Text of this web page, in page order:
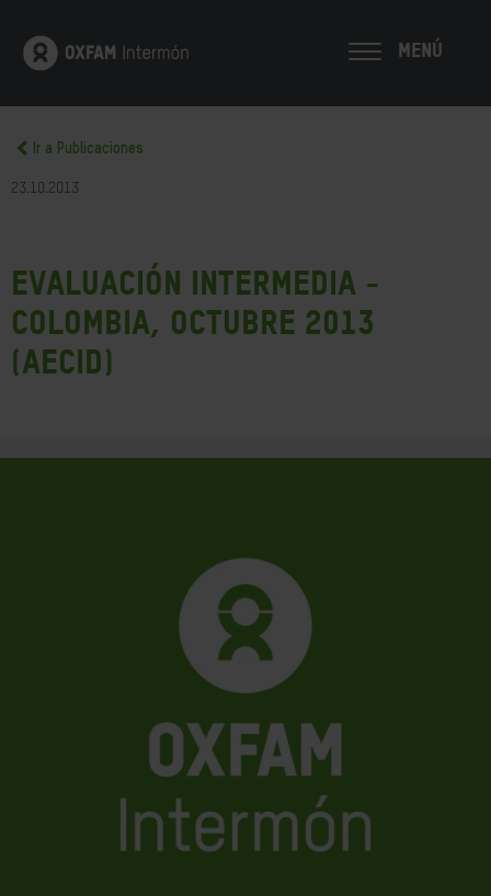
MENÚ
Ir a Publicaciones
23.10.2013
Evaluación Intermedia -
Colombia, octubre 2013
(AECID)